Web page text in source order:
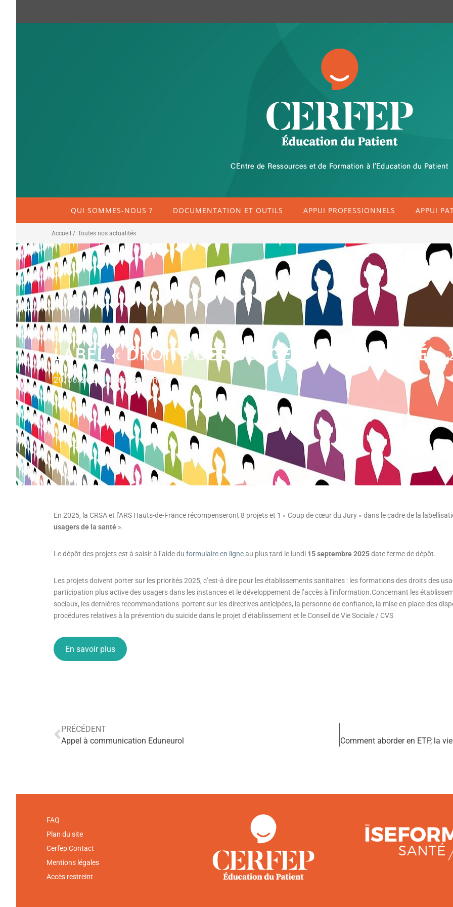
QUI SOMMES-NOUS ? DOCUMENTATION ET OUTILS APPUI PROFESSIONNELS APPUI
Accueil / Toutes nos actualités
LABEL « DROITS DES USAGERS DE LA SANTÉ »
20/06/2025 Lydie Delannoy
En 2025, la CRSA et l’ARS Hauts-de-France récompenseront 8 projets et 1 « Coup de cœur du Jury » dans le cadre de la
usagers de la santé ».
Le dépôt des projets est à saisir à l’aide du formulaire en ligneau plus tard le lundi 15 septembre 2025date ferme de dépôt.
Les projets doivent porter sur les priorités 2025, c’est-à dire pour les établissements sanitaires : les formations des droits des
participation plus active des usagers dans les instances et le développement de l’accès à l’information.Concernant les
sociaux, les dernières recommandations portent sur les directives anticipées, la personne de confiance, la mise en place des
procédures relatives à la prévention du suicide dans le projet d’établissement et le Conseil de Vie Sociale / CVS
En savoir plus
PRÉCÉDENT
Appel à communication Eduneurol
FAQ
Plan du site
Cerfep Contact
Mentions légales
Accès restreint